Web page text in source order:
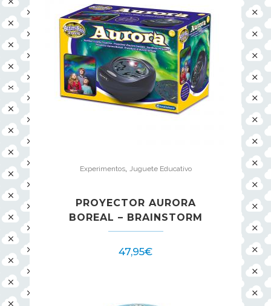
Experimentos, Juguete Educativo
PROYECTOR AURORA
BOREAL – BRAINSTORM
47,95€